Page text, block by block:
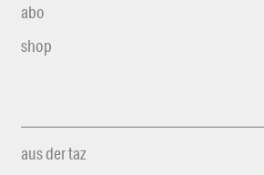
abo
shop
aus der taz